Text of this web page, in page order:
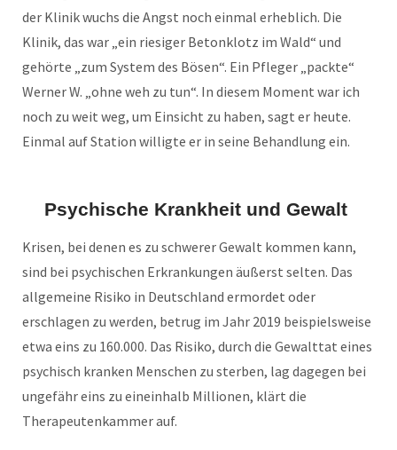
der Klinik wuchs die Angst noch einmal erheblich. Die
Klinik, das war „ein riesiger Betonklotz im Wald“ und
gehörte „zum System des Bösen“. Ein Pfleger „packte“
Werner W. „ohne weh zu tun“. In diesem Moment war ich
noch zu weit weg, um Einsicht zu haben, sagt er heute.
Einmal auf Station willigte er in seine Behandlung ein.
Psychische Krankheit und Gewalt
Krisen, bei denen es zu schwerer Gewalt kommen kann,
sind bei psychischen Erkrankungen äußerst selten. Das
allgemeine Risiko in Deutschland ermordet oder
erschlagen zu werden, betrug im Jahr 2019 beispielsweise
etwa eins zu 160.000. Das Risiko, durch die Gewalttat eines
psychisch kranken Menschen zu sterben, lag dagegen bei
ungefähr eins zu eineinhalb Millionen, klärt die
Therapeutenkammer auf.